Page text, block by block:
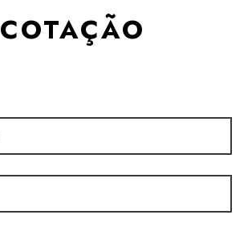
COTAÇÃO